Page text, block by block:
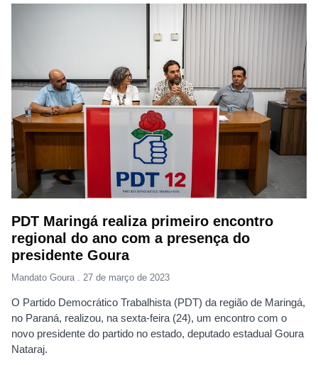
PDT Maringá realiza primeiro encontro
regional do ano com a presença do
presidente Goura
Mandato Goura 27 de março de 2023
O Partido Democrático Trabalhista (PDT) da região de Maringá,
no Paraná, realizou, na sexta-feira (24), um encontro com o
novo presidente do partido no estado, deputado estadual Goura
Nataraj.